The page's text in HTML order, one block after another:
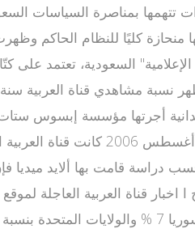
53% لقناة الجزيرة. بحسب دراسة